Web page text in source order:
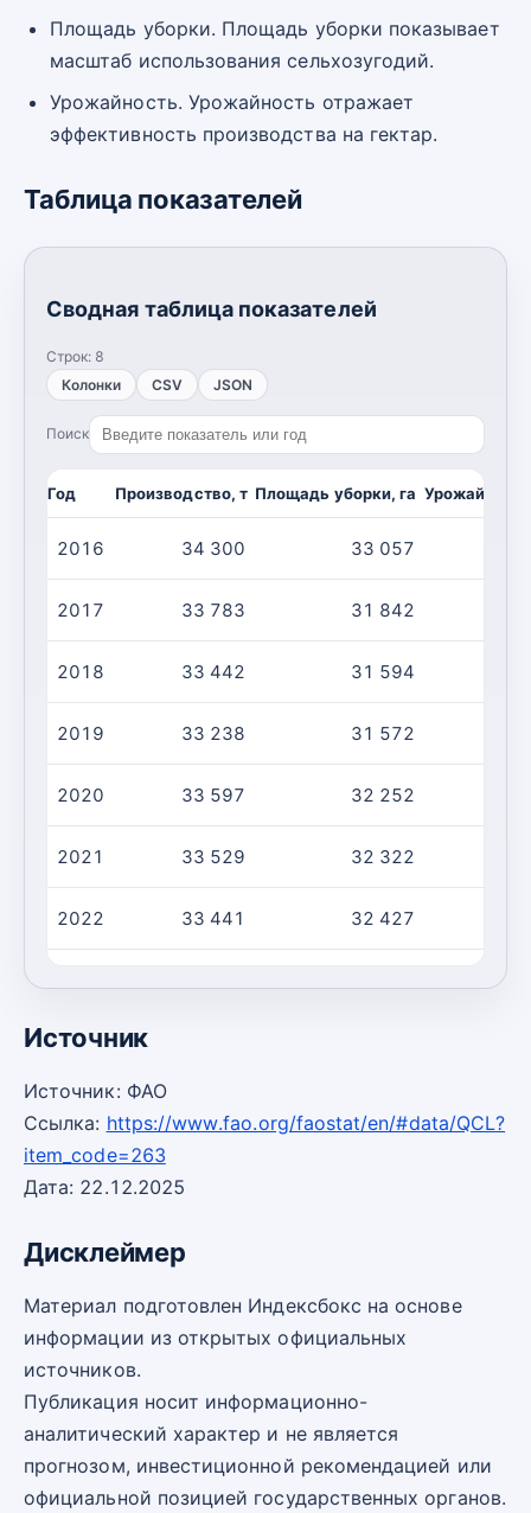
Площадь уборки. Площадь уборки показывает
масштаб использования сельхозугодий.
Урожайность. Урожайность отражает
эффективность производства на гектар.
Таблица показателей
Сводная таблица показателей
Строк: 8
Колонки
CSV JSON
Поиск
Год Производство, т Площадь уборки, га
2016 34 300 33 057
2017 33 783 31 842
2018 33 442 31 594
2019 33 238 31 572
2020 33 597 32 252
2021 33 529 32 322
2022 33 441 32 427
Источник
Источник: ФАО
Ссылка: https://www.fao.org/faostat/en/#data/QCL?
item_code=263
Дата: 22.12.2025
Дисклеймер
Материал подготовлен Индексбокс на основе
информации из открытых официальных
источников.
Публикация носит информационно-
аналитический характер и не является
прогнозом, инвестиционной рекомендацией или
официальной позицией государственных органов.